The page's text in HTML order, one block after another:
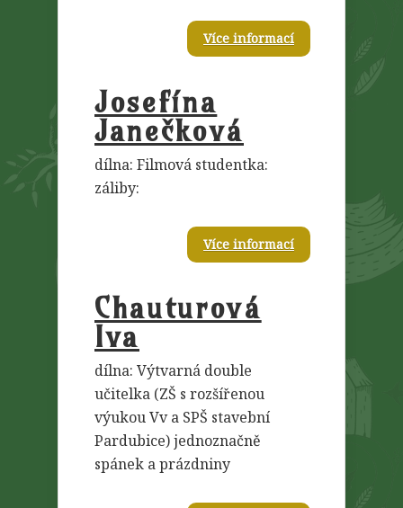
Více informací
Josefína
Janečková
dílna: Filmová studentka:
záliby:
Více informací
Chauturová
Iva
dílna: Výtvarná double
učitelka (ZŠ s rozšířenou
výukou Vv a SPŠ stavební
Pardubice) jednoznačně
spánek a prázdniny